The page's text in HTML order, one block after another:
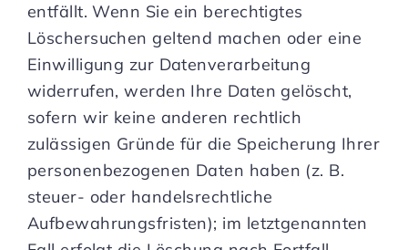
entfällt. Wenn Sie ein berechtigtes
Löschersuchen geltend machen oder eine
Einwilligung zur Datenverarbeitung
widerrufen, werden Ihre Daten gelöscht,
sofern wir keine anderen rechtlich
zulässigen Gründe für die Speicherung Ihrer
personenbezogenen Daten haben (z. B.
steuer- oder handelsrechtliche
Aufbewahrungsfristen); im letztgenannten